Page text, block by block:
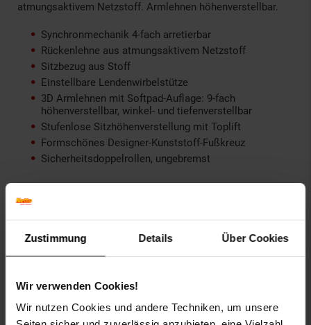
Zustimmung Details Über Cookies
Wir verwenden Cookies!
Wir nutzen Cookies und andere Techniken, um unsere
atmungsaktivem Netzstoff. Armlehnen höhenverstellbar.
Synchronmechanik 4-fach arretierbar
Rückenlehne aus atmungsaktivem Netzstoff
Sitzbezug aus Stoff
Einstellbare Lendenwirbelstütze
3D Armlehnen mit Softpad-Auflage: 9-fach
höhenverstellbar, winkel- und tiefenverstellbar
Stufenlose Sitzhöhenverstellung mit Toplift
Formschönes Designer-Kunststoff-Fußkreuz
Sicherheitsdoppelrollen, ungebremst
Farbe: Schwarz/Orange
Artikelnummer: 1770155001